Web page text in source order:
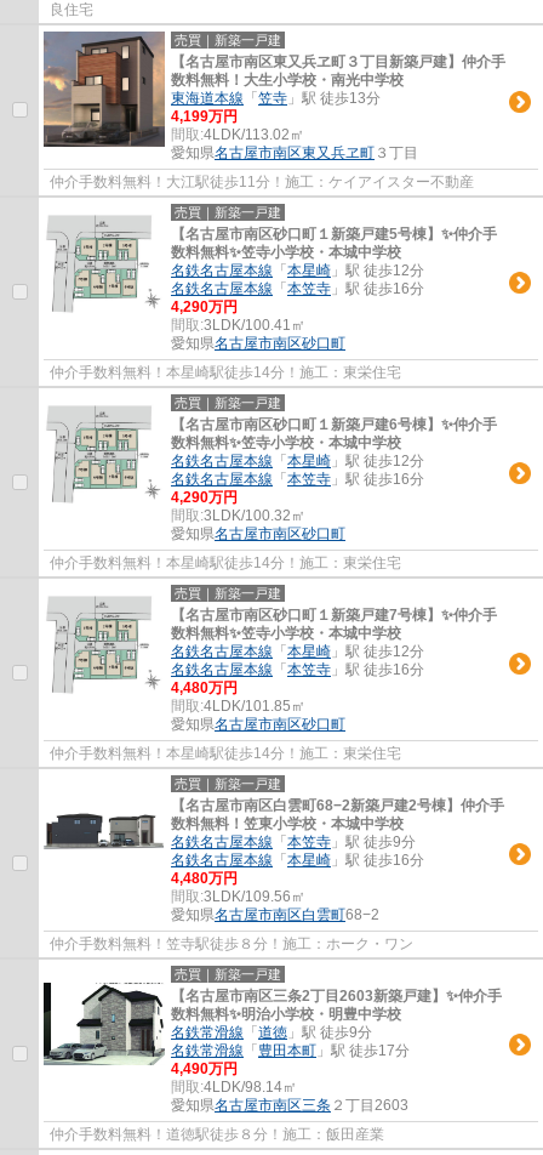
良住宅
売買｜新築一戸建
【名古屋市南区東又兵ヱ町３丁目新築戸建】仲介手
数料無料！大生小学校・南光中学校
東海道本線 「 笠寺 」駅 徒歩13分
4,199万円
間取:4LDK/113.02㎡
愛知県名古屋市南区東又兵ヱ町 ３丁目
仲介手数料無料！大江駅徒歩11分！施工：ケイアイスター不動産
売買｜新築一戸建
【名古屋市南区砂口町１新築戸建5号棟】✨️仲介手
数料無料✨️笠寺小学校・本城中学校
名鉄名古屋本線 「 本星崎 」駅 徒歩12分
名鉄名古屋本線 「 本笠寺 」駅 徒歩16分
4,290万円
間取:3LDK/100.41㎡
愛知県名古屋市南区砂口町
仲介手数料無料！本星崎駅徒歩14分！施工：東栄住宅
売買｜新築一戸建
【名古屋市南区砂口町１新築戸建6号棟】✨️仲介手
数料無料✨️笠寺小学校・本城中学校
名鉄名古屋本線 「 本星崎 」駅 徒歩12分
名鉄名古屋本線 「 本笠寺 」駅 徒歩16分
4,290万円
間取:3LDK/100.32㎡
愛知県名古屋市南区砂口町
仲介手数料無料！本星崎駅徒歩14分！施工：東栄住宅
売買｜新築一戸建
【名古屋市南区砂口町１新築戸建7号棟】✨️仲介手
数料無料✨️笠寺小学校・本城中学校
名鉄名古屋本線 「 本星崎 」駅 徒歩12分
名鉄名古屋本線 「 本笠寺 」駅 徒歩16分
4,480万円
間取:4LDK/101.85㎡
愛知県名古屋市南区砂口町
仲介手数料無料！本星崎駅徒歩14分！施工：東栄住宅
売買｜新築一戸建
【名古屋市南区白雲町68−2新築戸建2号棟】仲介手
数料無料！笠東小学校・本城中学校
名鉄名古屋本線 「 本笠寺 」駅 徒歩9分
名鉄名古屋本線 「 本星崎 」駅 徒歩16分
4,480万円
間取:3LDK/109.56㎡
愛知県名古屋市南区白雲町68−2
仲介手数料無料！笠寺駅徒歩８分！施工：ホーク・ワン
売買｜新築一戸建
【名古屋市南区三条2丁目2603新築戸建】✨️仲介手
数料無料✨️明治小学校・明豊中学校
名鉄常滑線 「 道徳 」駅 徒歩9分
名鉄常滑線 「 豊田本町 」駅 徒歩17分
4,490万円
間取:4LDK/98.14㎡
愛知県名古屋市南区三条 ２丁目2603
仲介手数料無料！道徳駅徒歩８分！施工：飯田産業